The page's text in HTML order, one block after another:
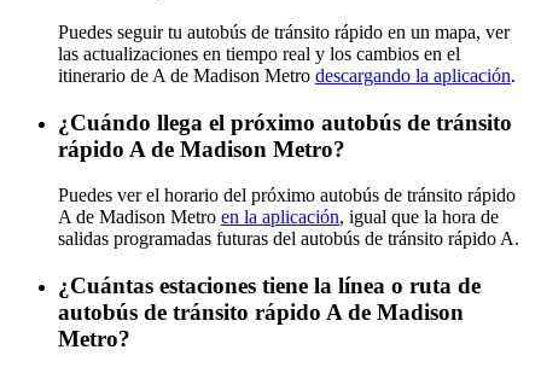
Puedes seguir tu autobús de tránsito rápido en un mapa, ver
las actualizaciones en tiempo real y los cambios en el
itinerario de A de Madison Metro descargando la aplicación.
¿Cuándo llega el próximo autobús de tránsito
rápido A de Madison Metro?
Puedes ver el horario del próximo autobús de tránsito rápido
A de Madison Metro en la aplicación, igual que la hora de
salidas programadas futuras del autobús de tránsito rápido A.
¿Cuántas estaciones tiene la línea o ruta de
autobús de tránsito rápido A de Madison
Metro?